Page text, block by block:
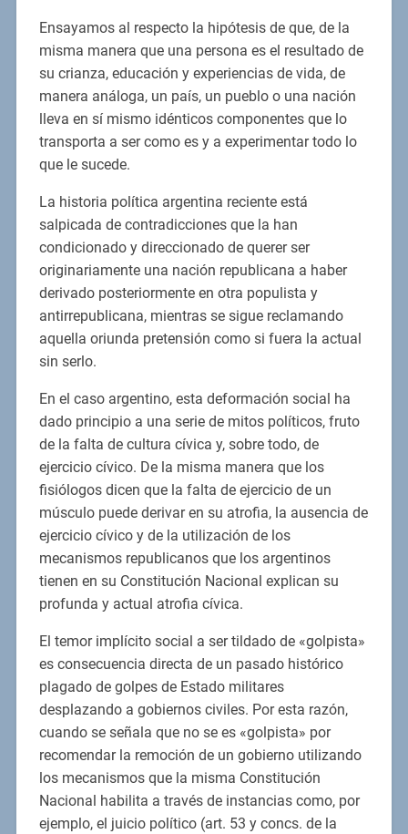
Ensayamos al respecto la hipótesis de que, de la
misma manera que una persona es el resultado de
su crianza, educación y experiencias de vida, de
manera análoga, un país, un pueblo o una nación
lleva en sí mismo idénticos componentes que lo
transporta a ser como es y a experimentar todo lo
que le sucede.
La historia política argentina reciente está
salpicada de contradicciones que la han
condicionado y direccionado de querer ser
originariamente una nación republicana a haber
derivado posteriormente en otra populista y
antirrepublicana, mientras se sigue reclamando
aquella oriunda pretensión como si fuera la actual
sin serlo.
En el caso argentino, esta deformación social ha
dado principio a una serie de mitos políticos, fruto
de la falta de cultura cívica y, sobre todo, de
ejercicio cívico. De la misma manera que los
fisiólogos dicen que la falta de ejercicio de un
músculo puede derivar en su atrofia, la ausencia de
ejercicio cívico y de la utilización de los
mecanismos republicanos que los argentinos
tienen en su Constitución Nacional explican su
profunda y actual atrofia cívica.
El temor implícito social a ser tildado de «golpista»
es consecuencia directa de un pasado histórico
plagado de golpes de Estado militares
desplazando a gobiernos civiles. Por esta razón,
cuando se señala que no se es «golpista» por
recomendar la remoción de un gobierno utilizando
los mecanismos que la misma Constitución
Nacional habilita a través de instancias como, por
ejemplo, el juicio político (art. 53 y concs. de la